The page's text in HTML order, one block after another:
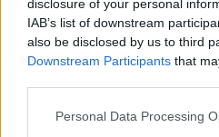
disclosure of your personal
IAB’s list of downstream
also be disclosed by us to third
Downstream Participants that
Personal Data Processing
Pateikė daugiau detalių apie
vaikus: jiems kilusi grėsmė
Žinios | Lietuvos diena